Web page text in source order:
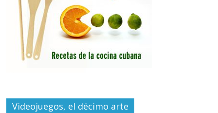
Videojuegos, el décimo arte